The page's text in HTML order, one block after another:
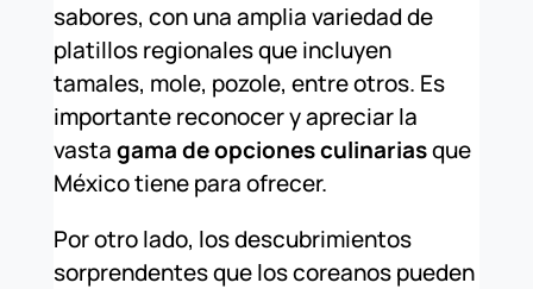
sabores, con una amplia variedad de
platillos regionales que incluyen
tamales, mole, pozole, entre otros. Es
importante reconocer y apreciar la
vastagama de opciones culinariasque
México tiene para ofrecer.
Por otro lado, los descubrimientos
sorprendentes que los coreanos pueden